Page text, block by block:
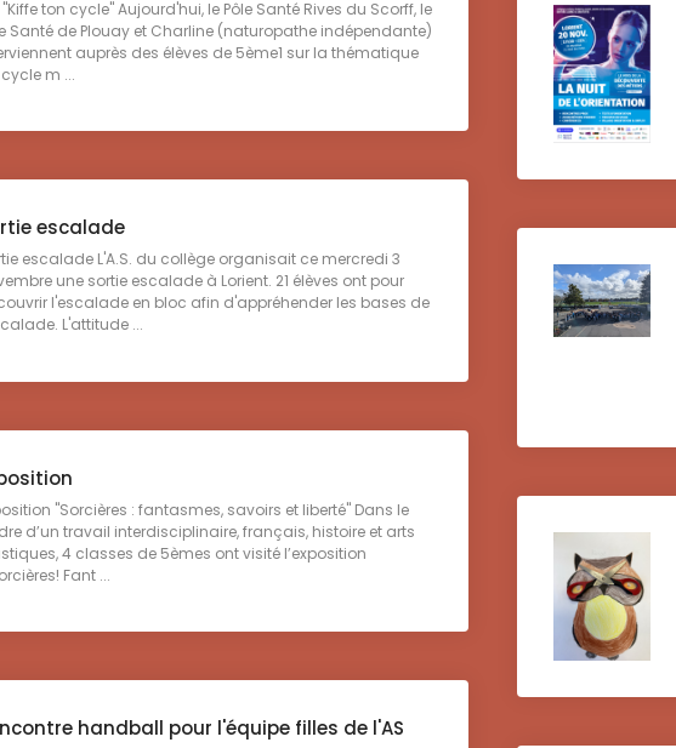
ton cycle" Aujourd'hui, le Pôle Santé Rives du Scorff, le
Santé de Plouay et Charline (naturopathe indépendante)
auprès des élèves de 5ème1 sur la thématique
m ...
escalade
escalade L'A.S. du collège organisait ce mercredi 3
une sortie escalade à Lorient. 21 élèves ont pour
l'escalade en bloc afin d'appréhender les bases de
L'attitude ...
"Sorcières : fantasmes, savoirs et liberté" Dans le
d’un travail interdisciplinaire, français, histoire et arts
4 classes de 5èmes ont visité l’exposition
Fant ...
handball pour l'équipe filles de l'AS